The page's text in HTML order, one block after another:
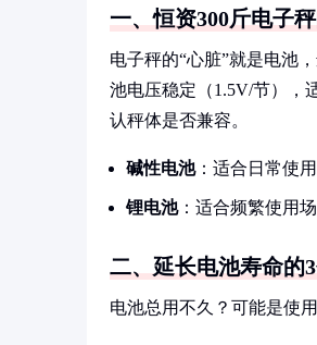
一、恒资300斤电子
电子秤的“心脏”就是电池
池电压稳定（1.5V/节），
认秤体是否兼容。
碱性电池：适合日常使
锂电池：适合频繁使用
二、延长电池寿命的
电池总用不久？可能是使